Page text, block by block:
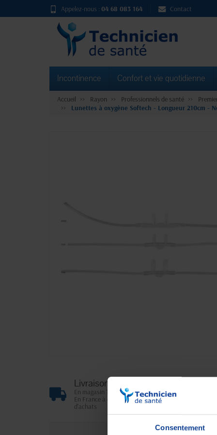
Consentement
Appelez-nous : 04 68 083 164 Contact
Incontinence Confort et vie quotidienne
Accueil Rayon Professionnels de santé
Lunettes à oxygène Softech - Longueur 210cm -
Livraison gratuite
En magasin Technicien de santé
En France à domicile à partir de 99€
d'achats